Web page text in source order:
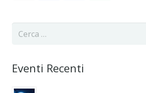
Ricerca
Eventi Recenti